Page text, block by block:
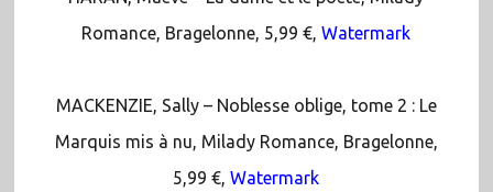
Romance, Bragelonne, 5,99 €,Watermark
MACKENZIE, Sally – Noblesse oblige, tome 2 : Le
Marquis mis à nu, Milady Romance, Bragelonne,
5,99 €,Watermark